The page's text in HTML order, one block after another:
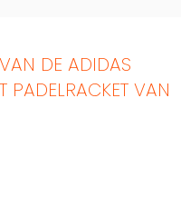
DE ADIDAS
PADELRACKET VAN